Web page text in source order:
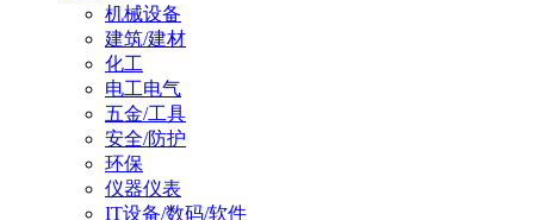
机械设备
建筑/建材
化工
电工电气
五金/工具
安全/防护
环保
仪器仪表
IT设备/数码/软件